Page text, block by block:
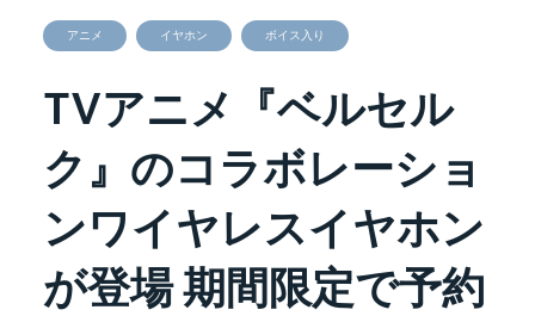
TVアニメ『ベルセル
ク』のコラボレーショ
ンワイヤレスイヤホン
が登場 期間限定で予約
アニメ イヤホン ボイス入り